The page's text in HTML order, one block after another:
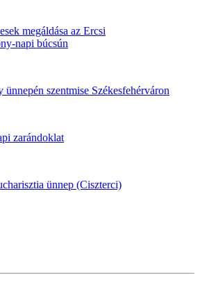
megáldása az Ercsi
napi búcsún
ünnepén szentmise Székesfehérváron
zarándoklat
ünnep (Ciszterci)